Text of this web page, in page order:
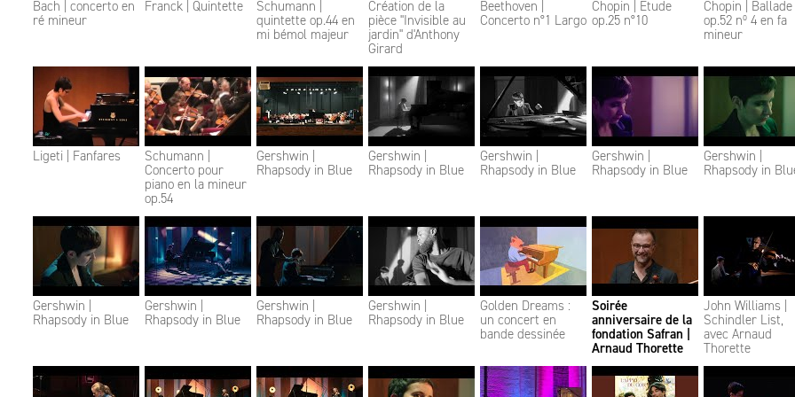
Bach | concerto en
ré mineur
Franck | Quintette
Schumann |
quintette op.44 en
mi bémol majeur
Création de la
pièce "Invisible au
jardin" d'Anthony
Girard
Beethoven |
Concerto n°1 Largo
Chopin | Etude
op.25 n°10
Chopin | Ballade
op.52 nº 4 en fa
mineur
Ligeti | Fanfares
Schumann |
Concerto pour
piano en la mineur
op.54
Gershwin |
Rhapsody in Blue
Gershwin |
Rhapsody in Blue
Gershwin |
Rhapsody in Blue
Gershwin |
Rhapsody in Blue
Gershwin |
Rhapsody in
Gershwin |
Rhapsody in Blue
Gershwin |
Rhapsody in Blue
Gershwin |
Rhapsody in Blue
Gershwin |
Rhapsody in Blue
Golden Dreams :
un concert en
bande dessinée
Soirée
anniversaire de la
fondation Safran |
Arnaud Thorette
John Williams |
Schindler List,
avec Arnaud
Thorette